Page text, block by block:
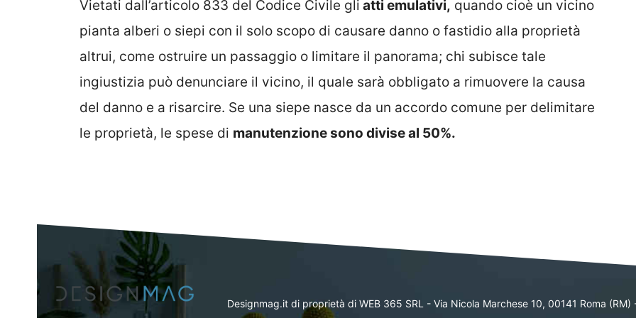
Vietati dall’articolo 833 del Codice Civile gli atti emulativi, quando cioè un vicino
pianta alberi o siepi con il solo scopo di causare danno o fastidio alla proprietà
altrui, come ostruire un passaggio o limitare il panorama; chi subisce tale
ingiustizia può denunciare il vicino, il quale sarà obbligato a rimuovere la causa
del danno e a risarcire. Se una siepe nasce da un accordo comune per delimitare
le proprietà, le spese di manutenzione sono divise al 50%.
Designmag.it di proprietà di WEB 365 SRL - Via Nicola Marchese 10, 00141 Roma (RM)